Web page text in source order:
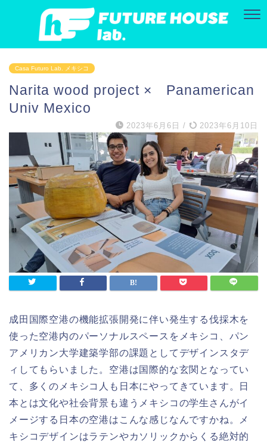
Casa Futuro Lab. メキシコ
Narita wood project × Panamerican
Univ Mexico
2023年6月6日 / 2023年6月10日
成田国際空港の機能拡張開発に伴い発生する伐採木を
使った空港内のパーソナルスペースをメキシコ、パン
アメリカン大学建築学部の課題としてデザインスタデ
ィしてもらいました。空港は国際的な玄関となってい
て、多くのメキシコ人も日本にやってきています。日
本とは文化や社会背景も違うメキシコの学生さんがイ
メージする日本の空港はこんな感じなんですかね。メ
キシコデザインはラテンやカソリックからくる絶対的